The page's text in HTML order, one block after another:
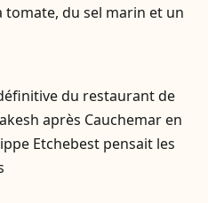
tomate, du sel marin et un
du restaurant de
après Cauchemar en
Etchebest pensait les